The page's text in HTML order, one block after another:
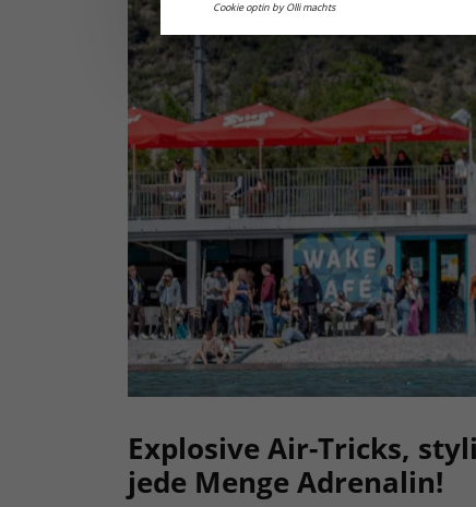
Explosive Air-Tricks,
jede Menge Adrenalin!
Cookie optin by Olli machts